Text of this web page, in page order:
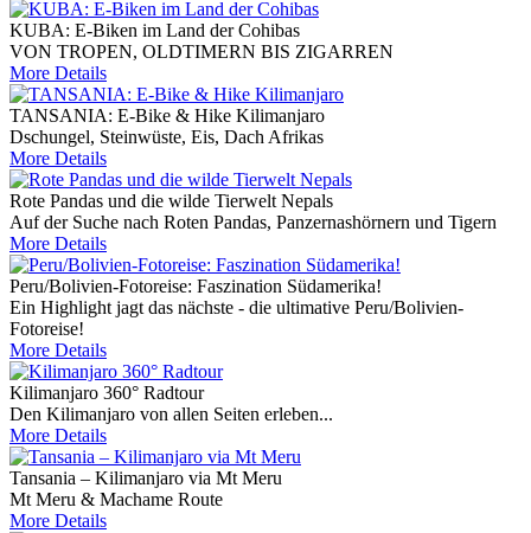
KUBA: E-Biken im Land der Cohibas
VON TROPEN, OLDTIMERN BIS ZIGARREN
More Details
TANSANIA: E-Bike & Hike Kilimanjaro
Dschungel, Steinwüste, Eis, Dach Afrikas
More Details
Rote Pandas und die wilde Tierwelt Nepals
Auf der Suche nach Roten Pandas, Panzernashörnern und Tigern
More Details
Peru/Bolivien-Fotoreise: Faszination Südamerika!
Ein Highlight jagt das nächste - die ultimative Peru/Bolivien-
Fotoreise!
More Details
Kilimanjaro 360° Radtour
Den Kilimanjaro von allen Seiten erleben...
More Details
Tansania – Kilimanjaro via Mt Meru
Mt Meru & Machame Route
More Details